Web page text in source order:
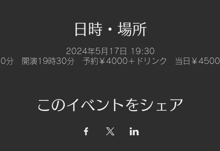
日時・場所
2024年5月17日 19:30
分 開演19時30分 予約￥4000＋ドリンク 当日￥4500
このイベントをシェア